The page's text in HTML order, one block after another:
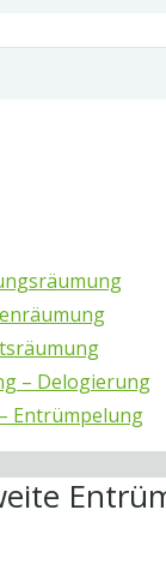
– Delogierung
Entrümpelung